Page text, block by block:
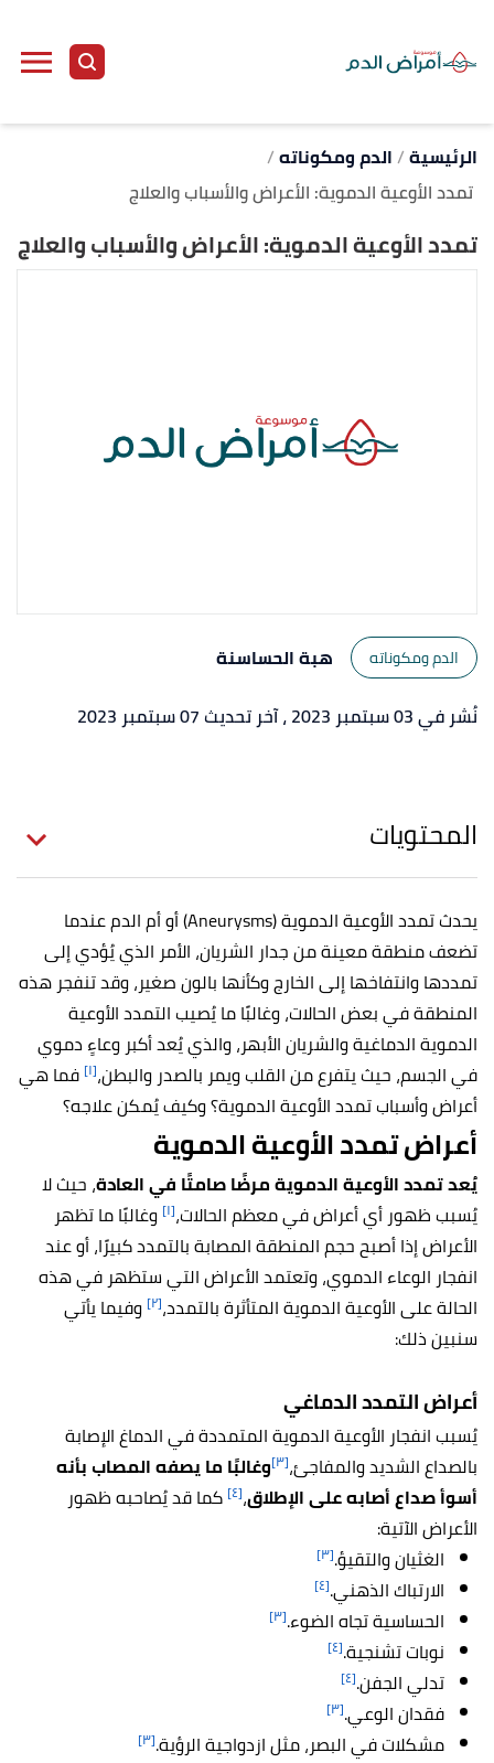
الرئيسية الدم ومكوناته
تمدد الأوعية الدموية: الأعراض والأسباب والعلاج
تمدد الأوعية الدموية: الأعراض والأسباب والعلاج
الدم ومكوناته
هبة الحساسنة
نُشر في 03 سبتمبر 2023
، آخر تحديث 07 سبتمبر 2023
المحتويات
يحدث تمدد الأوعية الدموية (Aneurysms) أو أم الدم عندما
تضعف منطقة معينة من جدار الشريان، الأمر الذي يُؤدي إلى
تمددها وانتفاخها إلى الخارج وكأنها بالون صغير، وقد تنفجر هذه
المنطقة في بعض الحالات، وغالبًا ما يُصيب التمدد الأوعية
الدموية الدماغية والشريان الأبهر، والذي يُعد أكبر وعاءٍ دموي
في الجسم، حيث يتفرع من القلب ويمر بالصدر والبطن،[١] فما هي
أعراض وأسباب تمدد الأوعية الدموية؟ وكيف يُمكن علاجه؟
أعراض تمدد الأوعية الدموية
يُعد تمدد الأوعية الدموية مرضًا صامتًا في العادة، حيث لا
يُسبب ظهور أي أعراض في معظم الحالات،[١] وغالبًا ما تظهر
الأعراض إذا أصبح حجم المنطقة المصابة بالتمدد كبيرًا، أو عند
انفجار الوعاء الدموي، وتعتمد الأعراض التي ستظهر في هذه
الحالة على الأوعية الدموية المتأثرة بالتمدد،[٢]
وفيما يأتي
سنبين ذلك:
أعراض التمدد الدماغي
يُسبب انفجار الأوعية الدموية المتمددة في الدماغ الإصابة
بالصداع الشديد والمفاجئ،[٣] وغالبًا ما يصفه المصاب بأنه
أسوأ صداع أصابه على الإطلاق،[٤]
كما قد يُصاحبه ظهور
الأعراض الآتية:
الغثيان والتقيؤ.[٣]
الارتباك الذهني.[٤]
الحساسية تجاه الضوء.[٣]
نوبات تشنجية.[٤]
تدلي الجفن.[٤]
فقدان الوعي.[٣]
مشكلات في البصر، مثل ازدواجية الرؤية.[٣]